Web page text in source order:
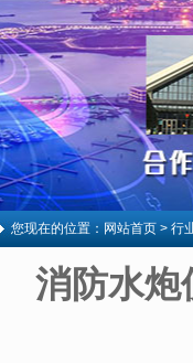
您现在的位置： 网站首页 > 行
消防水炮